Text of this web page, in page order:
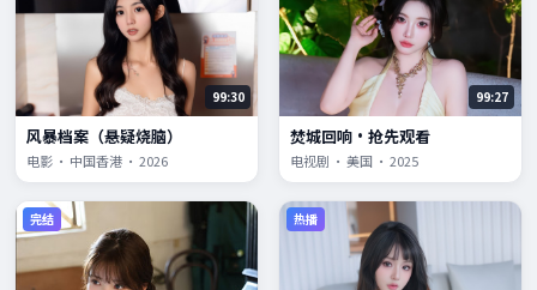
99:30
风暴档案（悬疑烧脑）
电影 · 中国香港 · 2026
99:27
焚城回响·抢先观看
电视剧 · 美国 · 2025
完结 热播